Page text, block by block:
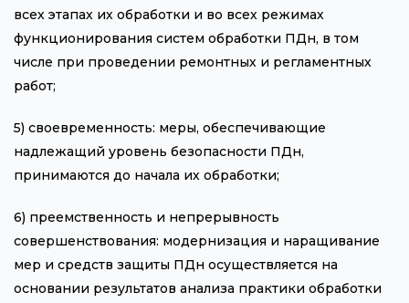
всех этапах их обработки и во всех режимах
функционирования систем обработки ПДн, в том
числе при проведении ремонтных и регламентных
работ;
5) своевременность: меры, обеспечивающие
надлежащий уровень безопасности ПДн,
принимаются до начала их обработки;
6) преемственность и непрерывность
совершенствования: модернизация и наращивание
мер и средств защиты ПДн осуществляется на
основании результатов анализа практики обработки